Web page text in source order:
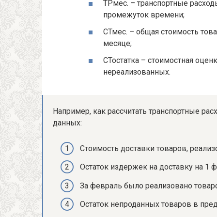
ТРмес. – транспортные
промежуток времени;
СТмес. – общая стоимость
месяце;
СТостатка – стоимостная
нереализованных.
Например, как рассчитать транспортные
данных:
Стоимость доставки товаров,
Остаток издержек на доставку на 1
За февраль было реализовано
Остаток непроданных товаров в